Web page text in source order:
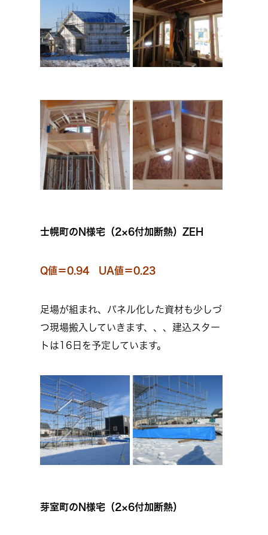
士幌町のN様宅（2×6付加断熱）ZEH
Q値＝0.94 UA値＝0.23
足場が組まれ、パネル化した資材も少しづ
つ現場搬入していきます、、、建込スター
トは16日を予定しています。
芽室町のN様宅（2×6付加断熱）